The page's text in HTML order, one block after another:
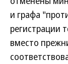
и графа
регистрации
вместо